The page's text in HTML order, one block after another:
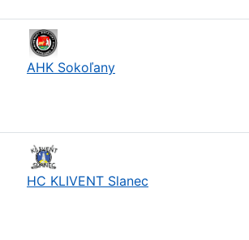
AHK Sokoľany
HC KLIVENT Slanec